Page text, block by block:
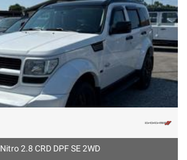
Nitro 2.8 CRD DPF SE 2WD